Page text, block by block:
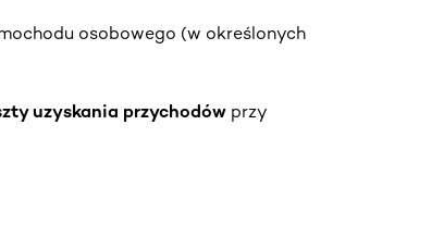
osobowego (w określonych
uzyskania przychodów przy